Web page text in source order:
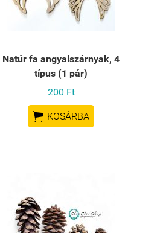
Natúr fa angyalszárnyak, 4
típus (1 pár)
200 Ft
 KOSÁRBA